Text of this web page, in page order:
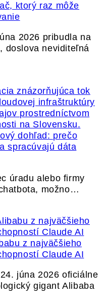
ktorý raz môže
2026 pribudla na
doslova neviditeľná
dohľad: prečo
spracúvajú dáta
úradu alebo firmy
možno…
z najväčšieho
Claude AI
júna 2026 oficiálne
gigant Alibaba